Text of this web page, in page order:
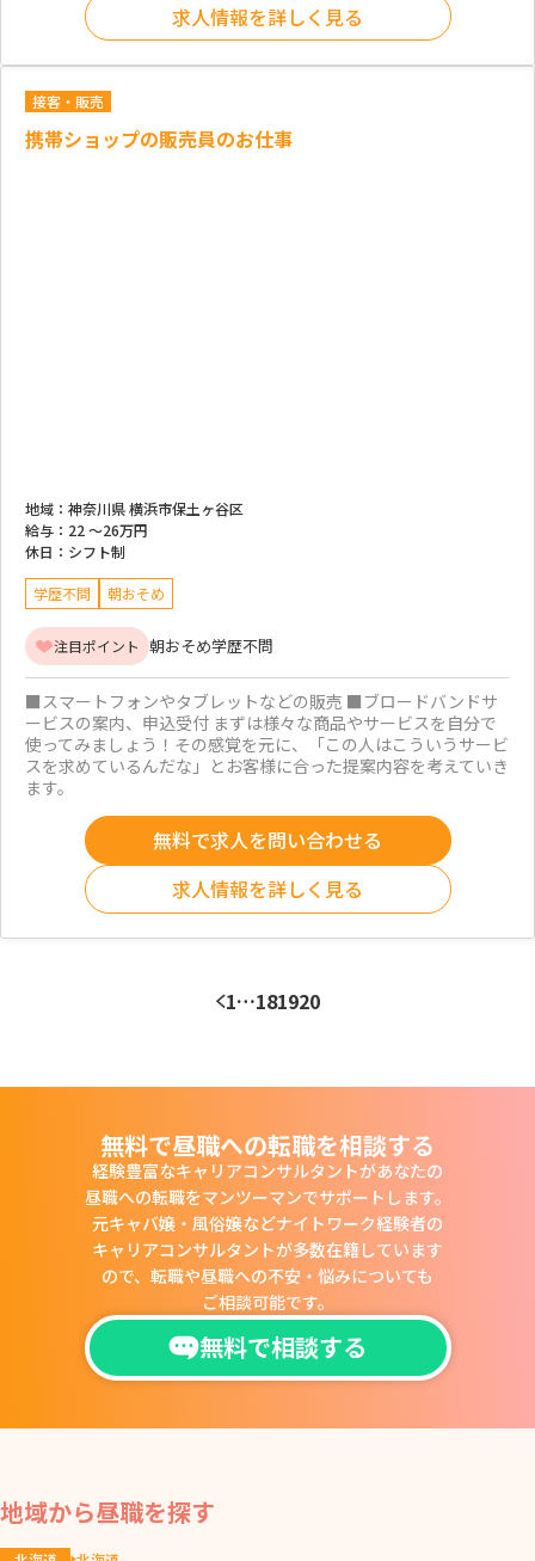
求人情報を詳しく見る
接客・販売
携帯ショップの販売員のお仕事
地域： 神奈川県 横浜市保土ヶ谷区
給与： 22 ～26万円
休日： シフト制
学歴不問 朝おそめ
注目ポイント 朝おそめ学歴不問
■スマートフォンやタブレットなどの販売 ■ブロードバンドサ
ービスの案内、申込受付 まずは様々な商品やサービスを自分で
使ってみましょう！その感覚を元に、「この人はこういうサービ
スを求めているんだな」とお客様に合った提案内容を考えていき
ます。
無料で求人を問い合わせる
求人情報を詳しく見る
1…181920
無料で昼職への転職を相談する
経験豊富なキャリアコンサルタントがあなたの
昼職への転職をマンツーマンでサポートします。
元キャバ嬢・風俗嬢などナイトワーク経験者の
キャリアコンサルタントが多数在籍しています
ので、 転職や昼職への不安・悩みについても
ご相談可能です。
無料で相談する
地域から昼職を探す